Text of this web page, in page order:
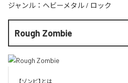
ジャンル： ヘビーメタル / ロック
Rough Zombie
【ゾンビ】とは